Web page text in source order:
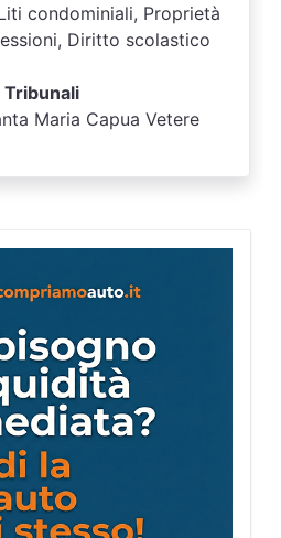
condominiali, Proprietà
Diritto scolastico
Tribunali
Maria Capua Vetere